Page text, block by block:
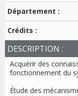
Département :
Crédits :
DESCRIPTION :
Acquérir des
fonctionnement du
Étude des